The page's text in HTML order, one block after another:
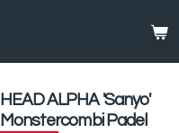
HEAD ALPHA 'Sanyo'
Monstercombi Padel